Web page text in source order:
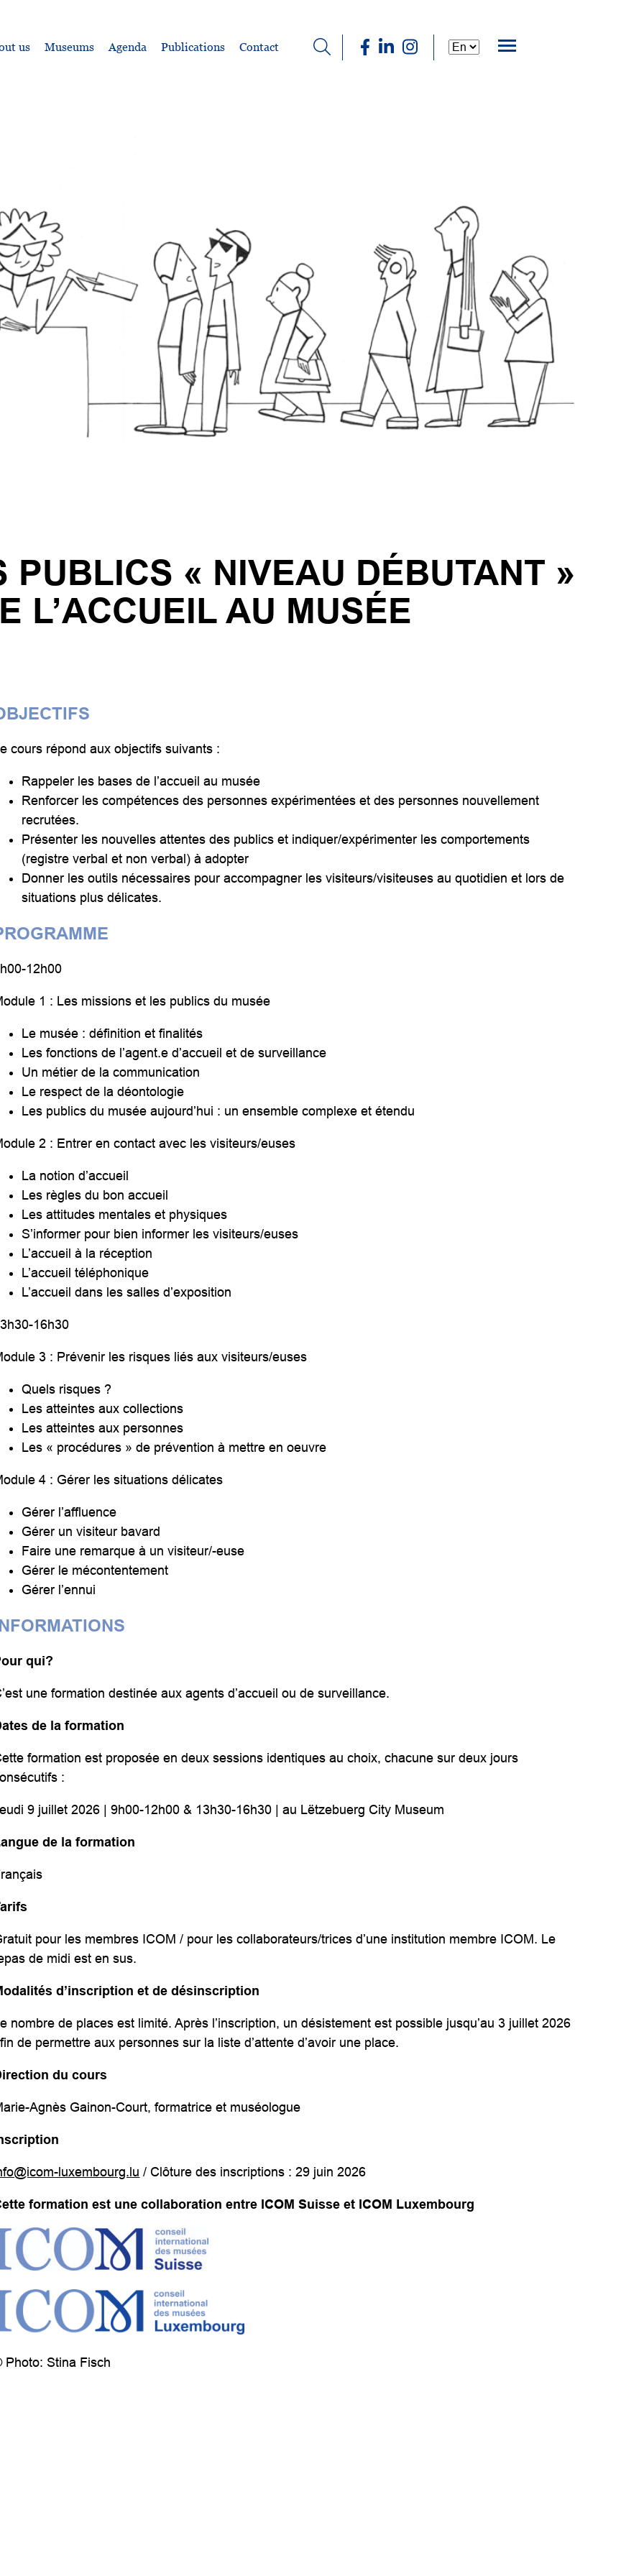
us Museums Agenda Publications Contact
PUBLICS « NIVEAU DÉBUTANT »
L’ACCUEIL AU MUSÉE
cours répond aux objectifs suivants :
Rappeler les bases de l’accueil au musée
Renforcer les compétences des personnes expérimentées et des personnes nouvellement
recrutées.
Présenter les nouvelles attentes des publics et indiquer/expérimenter les comportements
(registre verbal et non verbal) à adopter
Donner les outils nécessaires pour accompagner les visiteurs/visiteuses au quotidien et lors de
situations plus délicates.
12h00
1 : Les missions et les publics du musée
Le musée : définition et finalités
Les fonctions de l’agent.e d’accueil et de surveillance
Un métier de la communication
Le respect de la déontologie
Les publics du musée aujourd’hui : un ensemble complexe et étendu
2 : Entrer en contact avec les visiteurs/euses
La notion d’accueil
Les règles du bon accueil
Les attitudes mentales et physiques
S’informer pour bien informer les visiteurs/euses
L’accueil à la réception
L’accueil téléphonique
L’accueil dans les salles d’exposition
16h30
3 : Prévenir les risques liés aux visiteurs/euses
Quels risques ?
Les atteintes aux collections
Les atteintes aux personnes
Les « procédures » de prévention à mettre en oeuvre
4 : Gérer les situations délicates
Gérer l’affluence
Gérer un visiteur bavard
Faire une remarque à un visiteur/-euse
Gérer le mécontentement
Gérer l’ennui
qui?
une formation destinée aux agents d’accueil ou de surveillance.
de la formation
formation est proposée en deux sessions identiques au choix, chacune sur deux jours
:
9 juillet 2026 | 9h00-12h00 & 13h30-16h30 | au Lëtzebuerg City Museum
de la formation
pour les membres ICOM / pour les collaborateurs/trices d’une institution membre ICOM. Le
de midi est en sus.
d’inscription et de désinscription
nombre de places est limité. Après l’inscription, un désistement est possible jusqu’au 3 juillet 2026
de permettre aux personnes sur la liste d’attente d’avoir une place.
du cours
Agnès Gainon-Court, formatrice et muséologue
luxembourg.lu / Clôture des inscriptions : 29 juin 2026
formation est une collaboration entre ICOM Suisse et ICOM Luxembourg
Photo: Stina Fisch